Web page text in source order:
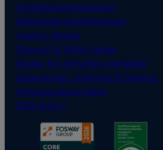
Arbeitgeberbewertung
Mitarbeiterempfehlungen
Agency Modul
Support & Hilfe-Center
Kodex für ethisches Verhalten
Datenschutz Software & Service
Hinweisgebersystem
ESG-Policy